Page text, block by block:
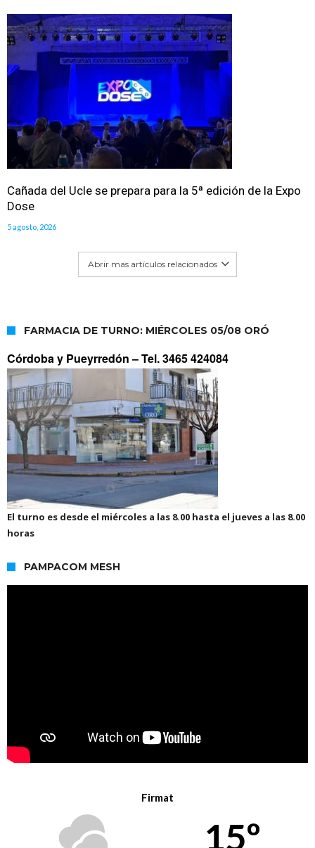
Cañada del Ucle se prepara para la 5ª edición de la Expo
Dose
5 agosto, 2026
Abrir mas artículos relacionados
FARMACIA DE TURNO: MIÉRCOLES 05/08 ORÓ
Córdoba y Pueyrredón –Tel. 3465 424084
El turno es desde el miércoles a las 8.00 hasta el jueves a las 8.00
horas
PAMPACOM MESH
Firmat
15º